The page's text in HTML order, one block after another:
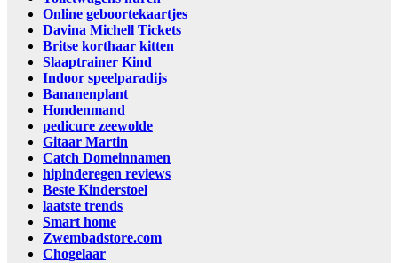
Online geboortekaartjes
Davina Michell Tickets
Britse korthaar kitten
Slaaptrainer Kind
Indoor speelparadijs
Bananenplant
Hondenmand
pedicure zeewolde
Gitaar Martin
Catch Domeinnamen
hipinderegen reviews
Beste Kinderstoel
laatste trends
Smart home
Zwembadstore.com
Chogelaar